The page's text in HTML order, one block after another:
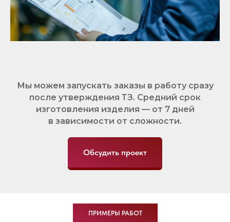
Мы можем запускать заказы в работу сразу
после утверждения ТЗ. Средний срок
изготовления изделия — от 7 дней
в зависимости от сложности.
Обсудить проект
ПРИМЕРЫ РАБОТ